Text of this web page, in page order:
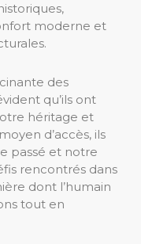
moderne et
des
qu’ils ont
héritage et
d’accès, ils
passé et notre
rencontrés dans
dont l’humain
tout en